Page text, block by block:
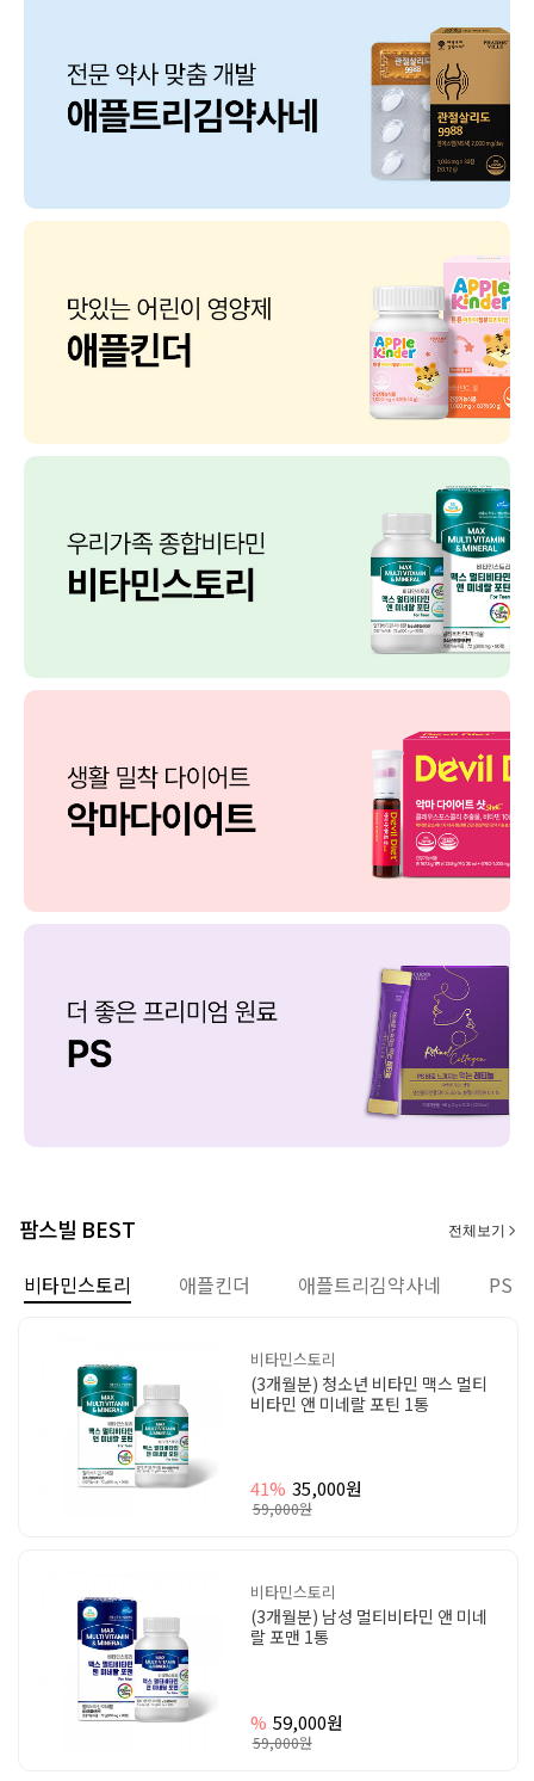
팜스빌 BEST 전체보기
비타민스토리 애플킨더 애플트리김약사네 PS
비타민스토리
(3개월분) 청소년 비타민 맥스 멀티
비타민 앤 미네랄 포틴 1통
41% 35,000원
59,000원
비타민스토리
(3개월분) 남성 멀티비타민 앤 미네
랄 포맨 1통
% 59,000원
59,000원